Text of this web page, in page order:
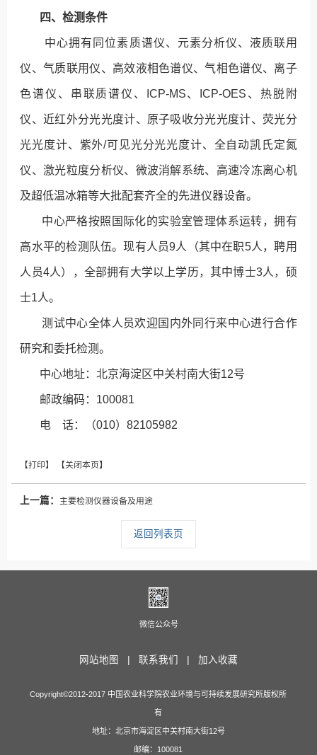
四、检测条件
中心拥有同位素质谱仪、元素分析仪、液质联用
仪、气质联用仪、高效液相色谱仪、气相色谱仪、离子
色谱仪、串联质谱仪、ICP-MS、ICP-OES、热脱附
仪、近红外分光光度计、原子吸收分光光度计、荧光分
光光度计、紫外/可见光分光光度计、全自动凯氏定氮
仪、激光粒度分析仪、微波消解系统、高速冷冻离心机
及超低温冰箱等大批配套齐全的先进仪器设备。
中心严格按照国际化的实验室管理体系运转，拥有
高水平的检测队伍。现有人员9人（其中在职5人，聘用
人员4人），全部拥有大学以上学历，其中博士3人，硕
士1人。
测试中心全体人员欢迎国内外同行来中心进行合作
研究和委托检测。
中心地址：北京海淀区中关村南大街12号
邮政编码：100081
电 话：（010）82105982
上一篇： 主要检测仪器设备及用途
返回列表页
微信公众号
网站地图 | 联系我们 | 加入收藏
Copyright©2012-2017 中国农业科学院农业环境与可持续发展研究所版权所
有
地址：北京市海淀区中关村南大街12号
邮编：100081